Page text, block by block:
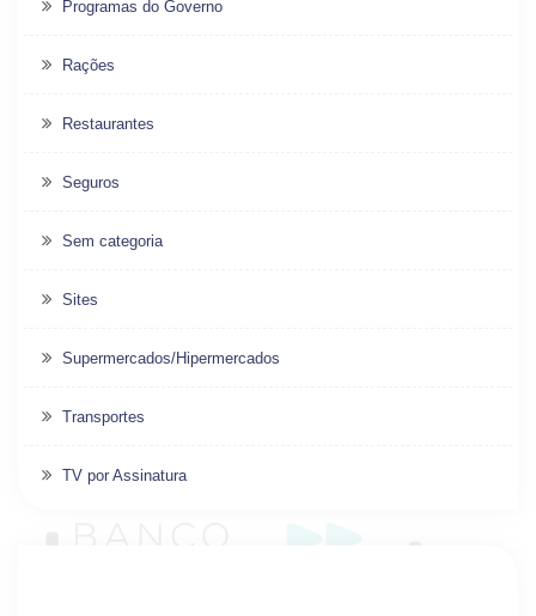
Programas do Governo
Rações
Restaurantes
Seguros
Sem categoria
Sites
Supermercados/Hipermercados
Transportes
TV por Assinatura